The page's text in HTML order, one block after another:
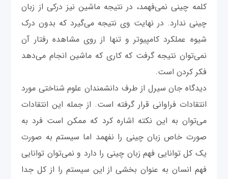
کلمه چینی نمی‌فهمد، در نتیجه ماشین نیز درکی از زبان
چینی ندارد. در نهایت وی نتیجه می‌گیرد که بدون درک
شیوه عملکرد کامپیوتر و تنها از روی مشاهده رفتار آن
نمی‌توان نتیجه گرفت که کاری که ماشین انجام می‌دهد
فکر کردن است.
دیدگاه جان سیرل از طرف دانشمندان علوم شناختی مورد
انتقادات فراوانی قرار گرفته است. از جمله این انتقادات
می‌توان به این نکته اشاره کرد که ممکن است فرد به
صورت خاص زبان چینی را نفهمد اما سیستم به صورت
یک کل توانایی فهم زبان چینی را دارد و نمی‌توان توانایی
فهم انسان به عنوان بخشی از این سیستم را از کل جدا